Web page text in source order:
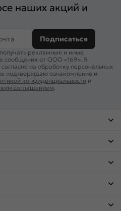
наших акций и
Подписаться
рекламные и иные
сообщения от ООО «169». Я
на обработку персональных
подтверждаю ознакомление и
конфиденциальности и
соглашением.